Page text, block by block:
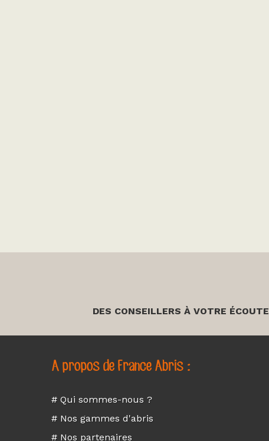
DES CONSEILLERS À VOTRE ÉCOUTE
A propos de France Abris :
# Qui sommes-nous ?
# Nos gammes d'abris
# Nos partenaires